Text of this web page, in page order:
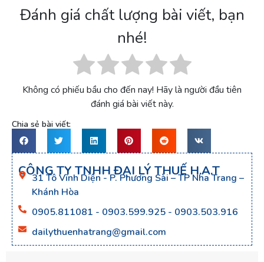
Đánh giá chất lượng bài viết, bạn
nhé!
Không có phiếu bầu cho đến nay! Hãy là người đầu tiên
đánh giá bài viết này.
Chia sẻ bài viết:
CÔNG TY TNHH ĐẠI LÝ THUẾ H.A.T
31 Tô Vĩnh Diện - P. Phương Sài – TP Nha Trang –
Khánh Hòa
0905.811081 - 0903.599.925 - 0903.503.916
dailythuenhatrang@gmail.com